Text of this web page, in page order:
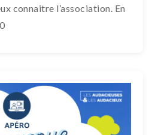
connaitre l’association. En